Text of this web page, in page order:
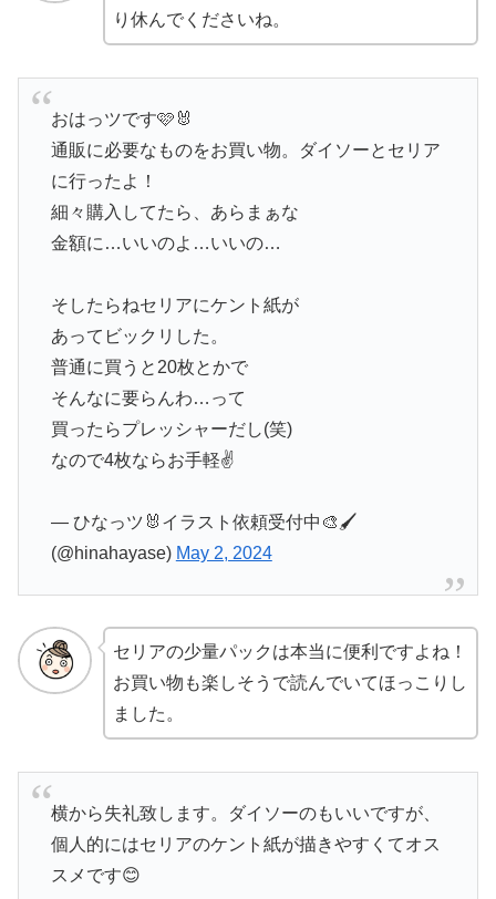
り休んでくださいね。
おはっツです🩷🐰
通販に必要なものをお買い物。ダイソーとセリア
に行ったよ！
細々購入してたら、あらまぁな
金額に…いいのよ…いいの…
そしたらねセリアにケント紙が
あってビックリした。
普通に買うと20枚とかで
そんなに要らんわ…って
買ったらプレッシャーだし(笑)
なので4枚ならお手軽✌
— ひなっツ🐰イラスト依頼受付中🎨🖌
(@hinahayase) May 2, 2024
セリアの少量パックは本当に便利ですよね！
お買い物も楽しそうで読んでいてほっこりし
ました。
横から失礼致します。ダイソーのもいいですが、
個人的にはセリアのケント紙が描きやすくてオス
スメです😊